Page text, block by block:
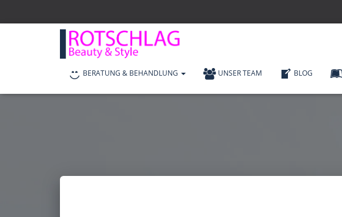
BERATUNG & BEHANDLUNG UNSER TEAM BLOG